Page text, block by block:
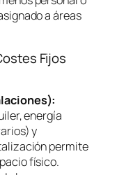
a áreas
Fijos
energía
y
permite
físico.